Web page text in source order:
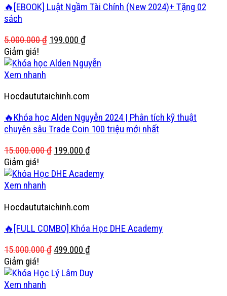
🔥[EBOOK] Luật Ngầm Tài Chính (New 2024)+ Tặng 02
sách
5.000.000₫ Giá
là:
199.000 ₫Giá
tại
Giảm giá!
Xem nhanh
Hocdaututaichinh.com
🔥Khóa học Alden Nguyễn 2024 | Phân tích kỹ thuật
chuyên sâu Trade Coin 100 triệu mới nhất
15.000.000₫ Giá
là:
199.000 ₫Giá
tại
Giảm giá!
Xem nhanh
Hocdaututaichinh.com
🔥[FULL COMBO] Khóa Học DHE Academy
15.000.000₫ Giá
là:
499.000 ₫Giá
tại
Giảm giá!
Xem nhanh